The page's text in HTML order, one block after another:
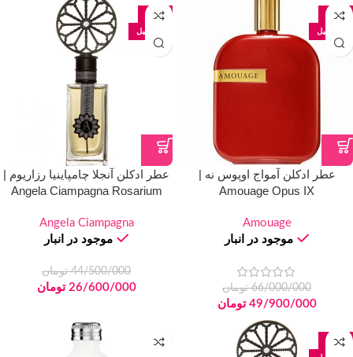
-24%
عطر ادکلن آمواج اوپوس نه |
Amouage Opus IX
Amouage
موجود در انبار
66/000/000 تومان
49/900/000 تومان
-40%
عطر ادکلن آنجلا چامپاینیا رزاریوم |
Angela Ciampagna Rosarium
Angela Ciampagna
موجود در انبار
44/500/000 تومان
26/600/000 تومان
-40%